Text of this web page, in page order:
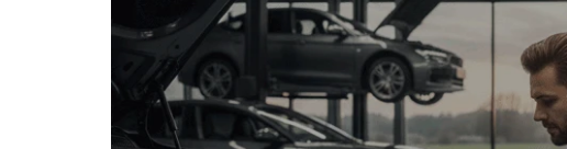
Prevençao De Saida De Faixa (Ldp)
Travagem De Emergência Autonoma (Eba)
Camera 360º
Controlo De Tracção Eletronico